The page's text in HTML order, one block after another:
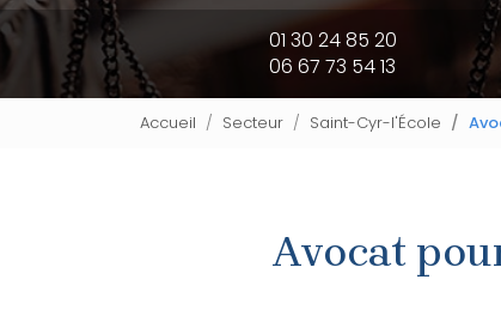
01 30 24 85 20
06 67 73 54 13
Accueil Secteur Saint-Cyr-l'École
Avocat